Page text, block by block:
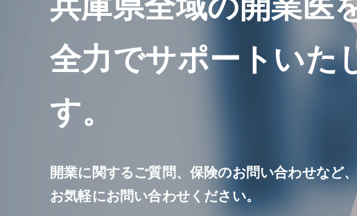
全力でサポートいた
す。
開業に関するご質問、保険のお問い合わせなど、
お気軽にお問い合わせください。